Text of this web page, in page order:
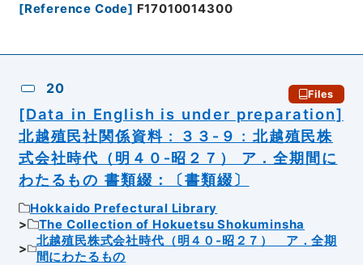
[Reference Code] F17010014300
20 Files
[Data in English is under preparation]
北越殖民社関係資料 : ３３‐９ : 北越殖民株
式会社時代（明４０‐昭２７） ア．全期間に
わたるもの 書類綴：〔書類綴〕
Hokkaido Prefectural Library
The Collection of Hokuetsu Shokuminsha
北越殖民株式会社時代（明４０‐昭２７） ア．全期
間にわたるもの